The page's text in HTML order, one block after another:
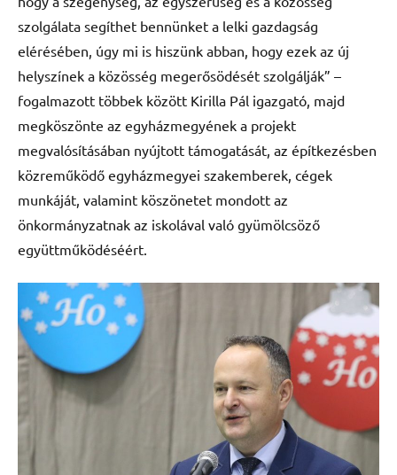
szolgálata segíthet bennünket a lelki gazdagság
elérésében, úgy mi is hiszünk abban, hogy ezek az új
helyszínek a közösség megerősödését szolgálják” –
fogalmazott többek között Kirilla Pál igazgató, majd
megköszönte az egyházmegyének a projekt
megvalósításában nyújtott támogatását, az építkezésben
közreműködő egyházmegyei szakemberek, cégek
munkáját, valamint köszönetet mondott az
önkormányzatnak az iskolával való gyümölcsöző
együttműködéséért.